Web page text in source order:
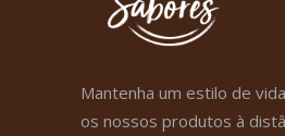
Mantenha um estilo de
os nossos produtos à